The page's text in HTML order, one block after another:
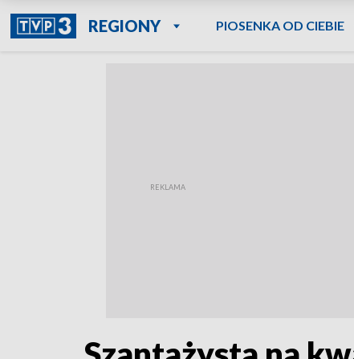
REGIONY PIOSENKA OD CIEBIE